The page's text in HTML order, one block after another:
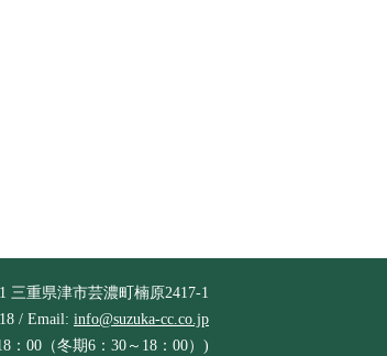
三重県津市芸濃町楠原2417-1
/ Email: info@suzuka-cc.co.jp
00（冬期6：30～18：00）)